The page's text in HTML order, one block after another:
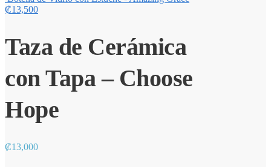
₡13,500
Taza de Cerámica
con Tapa – Choose
Hope
₡13,000